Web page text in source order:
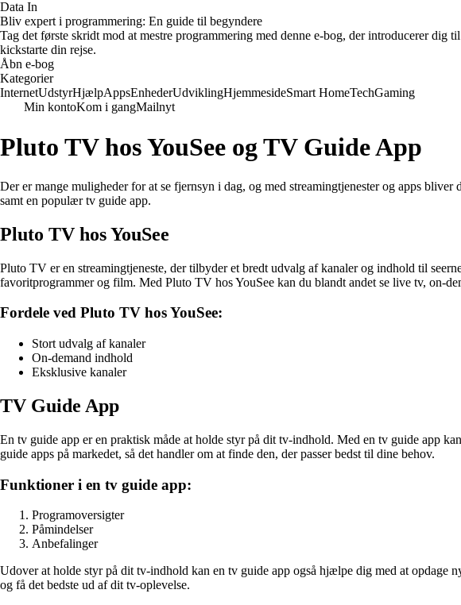
Data In
Bliv expert i programmering: En guide til begyndere
Tag det første skridt mod at mestre programmering med denne e-bog, der introducerer
kickstarte din rejse.
Åbn e-bog
Kategorier
InternetUdstyrHjælpAppsEnhederUdviklingHjemmesideSmart HomeTechGaming
Min kontoKom i gangMailnyt
Pluto TV hos YouSee og TV Guide App
Der er mange muligheder for at se fjernsyn i dag, og med streamingtjenester og apps
samt en populær tv guide app.
Pluto TV hos YouSee
Pluto TV er en streamingtjeneste, der tilbyder et bredt udvalg af kanaler og indhold til
favoritprogrammer og film. Med Pluto TV hos YouSee kan du blandt andet se live tv, on-
Fordele ved Pluto TV hos YouSee:
Stort udvalg af kanaler
On-demand indhold
Eksklusive kanaler
TV Guide App
En tv guide app er en praktisk måde at holde styr på dit tv-indhold. Med en tv guide app
guide apps på markedet, så det handler om at finde den, der passer bedst til dine behov.
Funktioner i en tv guide app:
Programoversigter
Påmindelser
Anbefalinger
Udover at holde styr på dit tv-indhold kan en tv guide app også hjælpe dig med at opdage
og få det bedste ud af dit tv-oplevelse.